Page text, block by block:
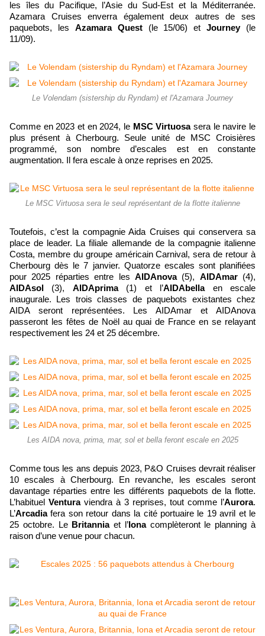
les îles du Pacifique, l’Asie du Sud-Est et la Méditerranée.
Azamara Cruises enverra également deux autres de ses
paquebots, les Azamara Quest (le 15/06) etJourney (le
11/09).
Le Volendam (sistership du Ryndam) et l'Azamara Journey
Comme en 2023 et en 2024, le MSC Virtuosasera le navire le
plus présent à Cherbourg. Seule unité de MSC Croisières
programmé, son nombre d’escales est en constante
augmentation. Il fera escale à onze reprises en 2025.
Le MSC Virtuosa sera le seul représentant de la flotte italienne
Toutefois, c’est la compagnie Aida Cruises qui conservera sa
place de leader. La filiale allemande de la compagnie italienne
Costa, membre du groupe américain Carnival, sera de retour à
Cherbourg dès le 7 janvier. Quatorze escales sont planifiées
pour 2025 réparties entre les AIDAnova(5), AIDAmar(4),
AIDAsol
(3), AIDAprima(1) et l’AIDAbellaen escale
inaugurale. Les trois classes de paquebots existantes chez
AIDA seront représentées. Les AIDAmar et AIDAnova
passeront les fêtes de Noël au quai de France en se relayant
respectivement les 24 et 25 décembre.
Les AIDA nova, prima, mar, sol et bella feront escale en 2025
Comme tous les ans depuis 2023, P&O Cruises devrait réaliser
10 escales à Cherbourg. En revanche, les escales seront
davantage réparties entre les différents paquebots de la flotte.
L’habituel Ventura viendra à 3 reprises, tout comme l’Aurora.
L’Arcadiafera son retour dans la cité portuaire le 19 avril et le
25 octobre. Le Britanniaet l’Ionacomplèteront le planning à
raison d’une venue pour chacun.